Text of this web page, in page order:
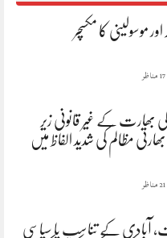
موسولینی کا مکسچر
17مناظر
بھارت کے غیر قانونی زیر
مظالم کی شدید الفاظ میں
21مناظر
آبادی کے تناسب یا سیاسی